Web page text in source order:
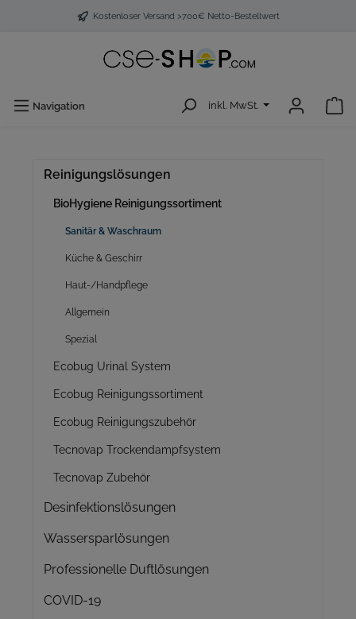
Kostenloser Versand >700€ Netto-Bestellwert
Navigation inkl. MwSt.
Reinigungslösungen
BioHygiene Reinigungssortiment
Sanitär & Waschraum
Küche & Geschirr
Haut-/Handpflege
Allgemein
Spezial
Ecobug Urinal System
Ecobug Reinigungssortiment
Ecobug Reinigungszubehör
Tecnovap Trockendampfsystem
Tecnovap Zubehör
Desinfektionslösungen
Wassersparlösungen
Professionelle Duftlösungen
COVID-19